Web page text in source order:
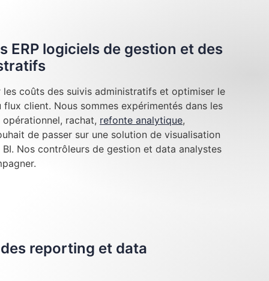
ERP logiciels de gestion et des
les coûts des suivis administratifs et optimiser le
flux client. Nous sommes expérimentés dans les
rachat, refonte analytique,
de passer sur une solution de visualisation
Nos contrôleurs de gestion et data analystes
reporting et data